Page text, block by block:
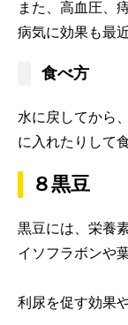
また、高血圧、
病気に効果も最
食べ方
水に戻してから
に入れたりして
８黒豆
黒豆には、栄養
イソフラボンや
利尿を促す効果